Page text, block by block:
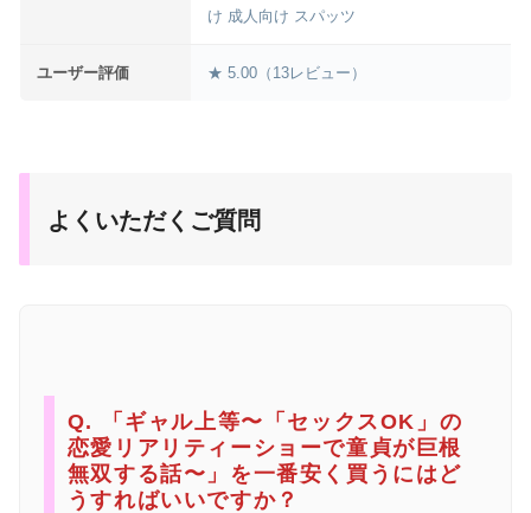
け 成人向け スパッツ
ユーザー評価 ★ 5.00（13レビュー）
よくいただくご質問
Q. 「ギャル上等〜「セックスOK」の
恋愛リアリティーショーで童貞が巨根
無双する話〜」を一番安く買うにはど
うすればいいですか？